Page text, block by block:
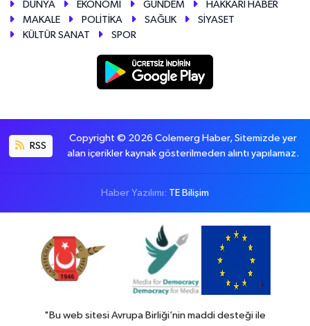
DÜNYA EKONOMİ GÜNDEM
HAKKARİ HABER
MAKALE
POLİTİKA SAĞLIK
SİYASET
KÜLTÜR SANAT
SPOR
RSS
Copyright © 2026 Colemerg Haber, Sitemizde yer
alan içerikler kaynak gösterilmeden alıntı yapılamaz.
Haber Yazılımı: TE Bilişim
"Bu web sitesi Avrupa Birliği’nin maddi desteği ile